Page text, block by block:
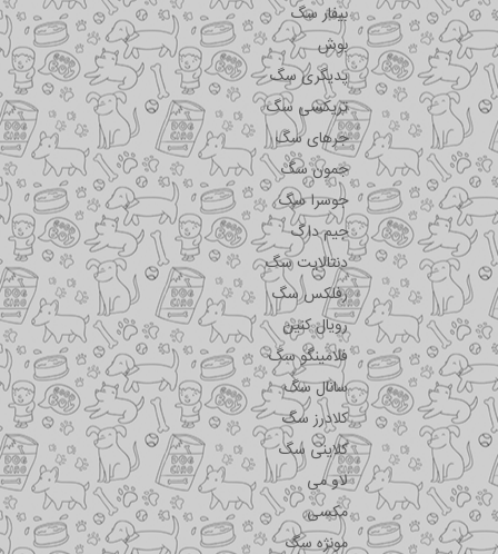
بیفار سگ
بوش
پدیگری سگ
تریکسی سگ
جرهای سگ
جمون سگ
جوسرا سگ
جیم داگ
دنتالایت سگ
رفلکس سگ
رویال کنین
فلامینگو سگ
سانال سگ
کلادرز سگ
کلاینی سگ
لاو می
مکسی
مونژه سگ